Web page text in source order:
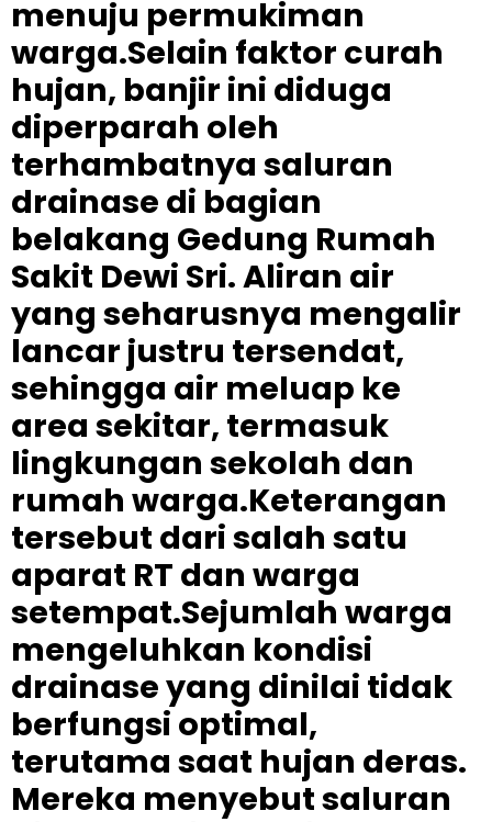
menuju permukiman
warga.Selain faktor curah
hujan, banjir ini diduga
diperparah oleh
terhambatnya saluran
drainase di bagian
belakang Gedung Rumah
Sakit Dewi Sri. Aliran air
yang seharusnya mengalir
lancar justru tersendat,
sehingga air meluap ke
area sekitar, termasuk
lingkungan sekolah dan
rumah warga.Keterangan
tersebut dari salah satu
aparat RT dan warga
setempat.Sejumlah warga
mengeluhkan kondisi
drainase yang dinilai tidak
berfungsi optimal,
terutama saat hujan deras.
Mereka menyebut saluran